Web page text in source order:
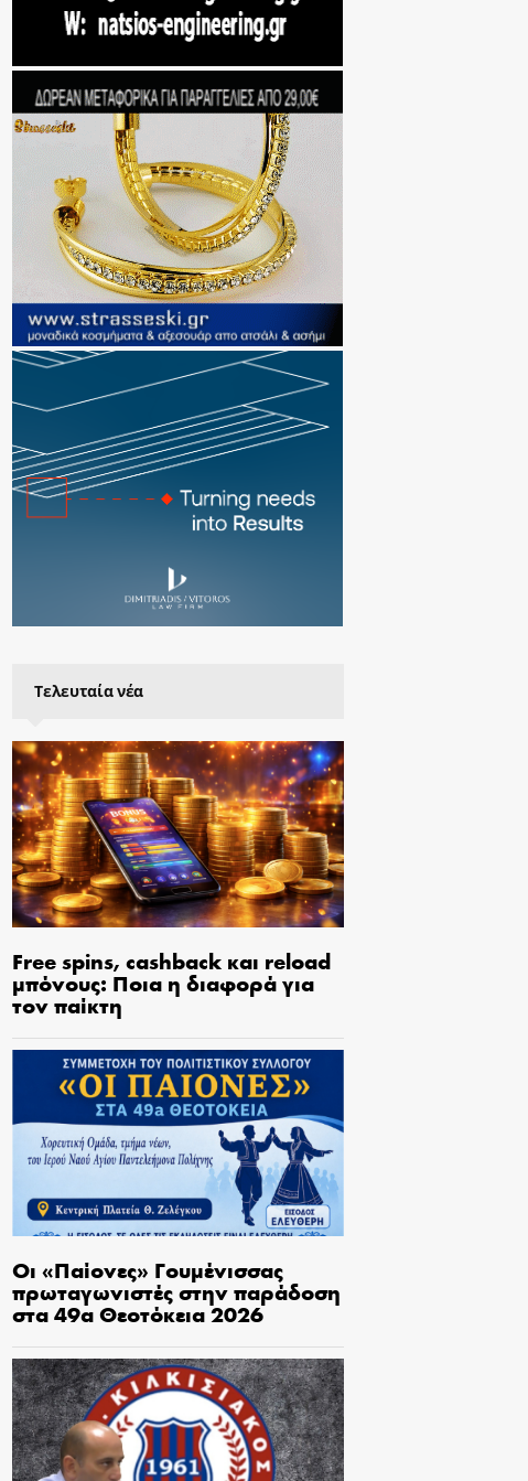
Τελευταία νέα
Free spins, cashback και reload
μπόνους: Ποια η διαφορά για
τον παίκτη
Οι «Παίονες» Γουμένισσας
πρωταγωνιστές στην παράδοση
στα 49α Θεοτόκεια 2026